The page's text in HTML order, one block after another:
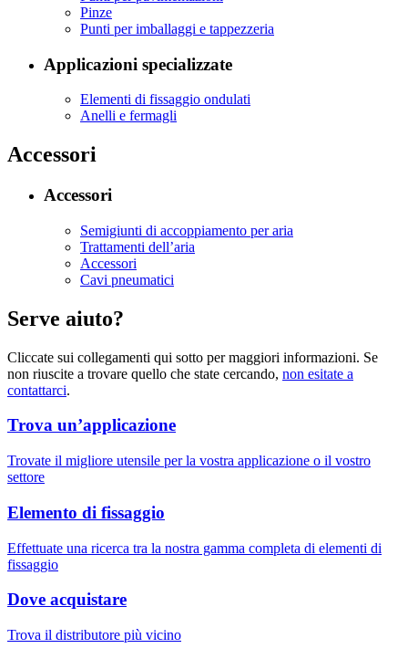
Pinze
Punti per imballaggi e tappezzeria
Applicazioni specializzate
Elementi di fissaggio ondulati
Anelli e fermagli
Accessori
Accessori
Semigiunti di accoppiamento per aria
Trattamenti dell’aria
Accessori
Cavi pneumatici
Serve aiuto?
Cliccate sui collegamenti qui sotto per maggiori informazioni. Se
non riuscite a trovare quello che state cercando, non esitate a
contattarci.
Trova un’applicazione
Trovate il migliore utensile per la vostra applicazione o il vostro
settore
Elemento di fissaggio
Effettuate una ricerca tra la nostra gamma completa di elementi di
fissaggio
Dove acquistare
Trova il distributore più vicino